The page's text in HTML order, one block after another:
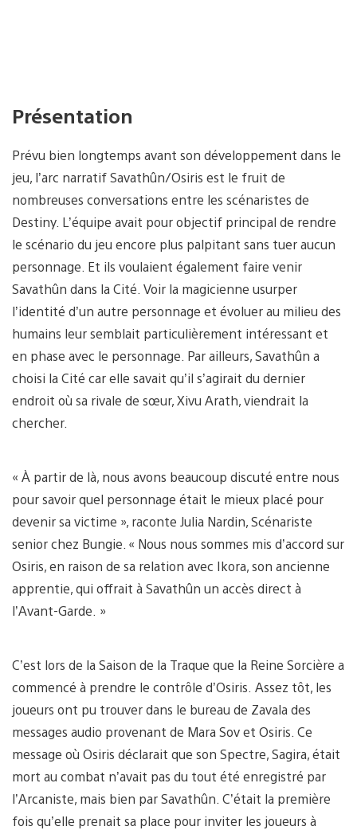
Présentation
Prévu bien longtemps avant son développement dans le
jeu, l’arc narratif Savathûn/Osiris est le fruit de
nombreuses conversations entre les scénaristes de
Destiny. L’équipe avait pour objectif principal de rendre
le scénario du jeu encore plus palpitant sans tuer aucun
personnage. Et ils voulaient également faire venir
Savathûn dans la Cité. Voir la magicienne usurper
l’identité d’un autre personnage et évoluer au milieu des
humains leur semblait particulièrement intéressant et
en phase avec le personnage. Par ailleurs, Savathûn a
choisi la Cité car elle savait qu’il s’agirait du dernier
endroit où sa rivale de sœur, Xivu Arath, viendrait la
chercher.
« À partir de là, nous avons beaucoup discuté entre nous
pour savoir quel personnage était le mieux placé pour
devenir sa victime », raconte Julia Nardin, Scénariste
senior chez Bungie. « Nous nous sommes mis d’accord sur
Osiris, en raison de sa relation avec Ikora, son ancienne
apprentie, qui offrait à Savathûn un accès direct à
l’Avant-Garde. »
C’est lors de la Saison de la Traque que la Reine Sorcière a
commencé à prendre le contrôle d’Osiris. Assez tôt, les
joueurs ont pu trouver dans le bureau de Zavala des
messages audio provenant de Mara Sov et Osiris. Ce
message où Osiris déclarait que son Spectre, Sagira, était
mort au combat n’avait pas du tout été enregistré par
l’Arcaniste, mais bien par Savathûn. C’était la première
fois qu’elle prenait sa place pour inviter les joueurs à